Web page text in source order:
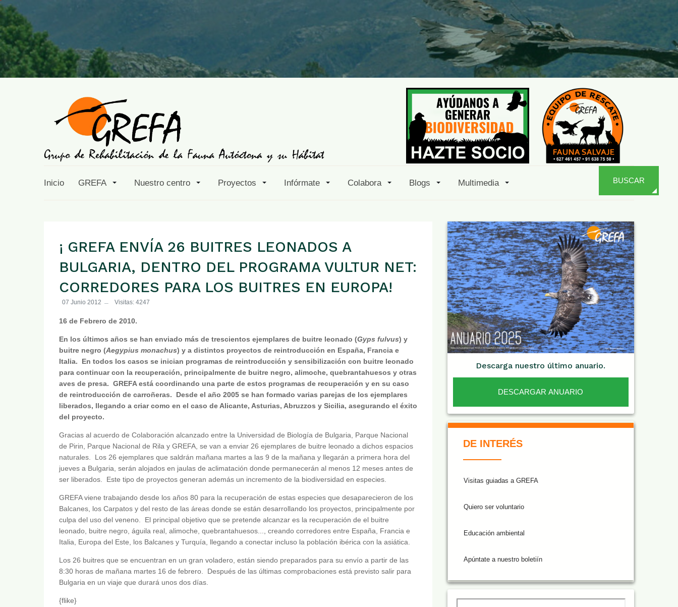
Inicio GREFA Nuestro centro Proyectos Infórmate Colabora Blogs Multimedia BUSCAR
¡ GREFA ENVÍA 26 BUITRES LEONADOS A
BULGARIA, DENTRO DEL PROGRAMA VULTUR NET:
CORREDORES PARA LOS BUITRES EN EUROPA!
07 Junio 2012 Visitas: 4247
16 de Febrero de 2010.
En los últimos años se han enviado más de trescientos ejemplares de buitre leonado (Gyps fulvus) y
buitre negro (Aegypius monachus) y a distintos proyectos de reintroducción en España, Francia e
Italia. En todos los casos se inician programas de reintroducción y sensibilización con buitre leonado
para continuar con la recuperación, principalmente de buitre negro, alimoche, quebrantahuesos y otras
aves de presa. GREFA está coordinando una parte de estos programas de recuperación y en su caso
de reintroducción de carroñeras. Desde el año 2005 se han formado varias parejas de los ejemplares
liberados, llegando a criar como en el caso de Alicante, Asturias, Abruzzos y Sicilia, asegurando el éxito
del proyecto.
Gracias al acuerdo de Colaboración alcanzado entre la Universidad de Biología de Bulgaria, Parque Nacional
de Pirin, Parque Nacional de Rila y GREFA, se van a enviar 26 ejemplares de buitre leonado a dichos espacios
naturales. Los 26 ejemplares que saldrán mañana martes a las 9 de la mañana y llegarán a primera hora del
jueves a Bulgaria, serán alojados en jaulas de aclimatación donde permanecerán al menos 12 meses antes de
ser liberados. Este tipo de proyectos generan además un incremento de la biodiversidad en especies.
GREFA viene trabajando desde los años 80 para la recuperación de estas especies que desaparecieron de los
Balcanes, los Carpatos y del resto de las áreas donde se están desarrollando los proyectos, principalmente por
culpa del uso del veneno. El principal objetivo que se pretende alcanzar es la recuperación de el buitre
leonado, buitre negro, águila real, alimoche, quebrantahuesos..., creando corredores entre España, Francia e
Italia, Europa del Este, los Balcanes y Turquía, llegando a conectar incluso la población ibérica con la asiática.
Los 26 buitres que se encuentran en un gran voladero, están siendo preparados para su envío a partir de las
8:30 horas de mañana martes 16 de febrero. Después de las últimas comprobaciones está previsto salir para
Bulgaria en un viaje que durará unos dos días.
{flike}
Descarga nuestro último anuario.
DESCARGAR ANUARIO
DE INTERÉS
Visitas guiadas a GREFA
Quiero ser voluntario
Educación ambiental
Apúntate a nuestro boletiín